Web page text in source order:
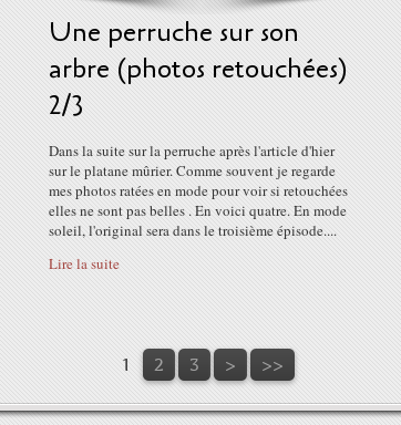
Une perruche sur son
arbre (photos retouchées)
2/3
Dans la suite sur la perruche après l'article d'hier
sur le platane mûrier. Comme souvent je regarde
mes photos ratées en mode pour voir si retouchées
elles ne sont pas belles . En voici quatre. En mode
soleil, l'original sera dans le troisième épisode....
Lire la suite
1 2 3 > >>